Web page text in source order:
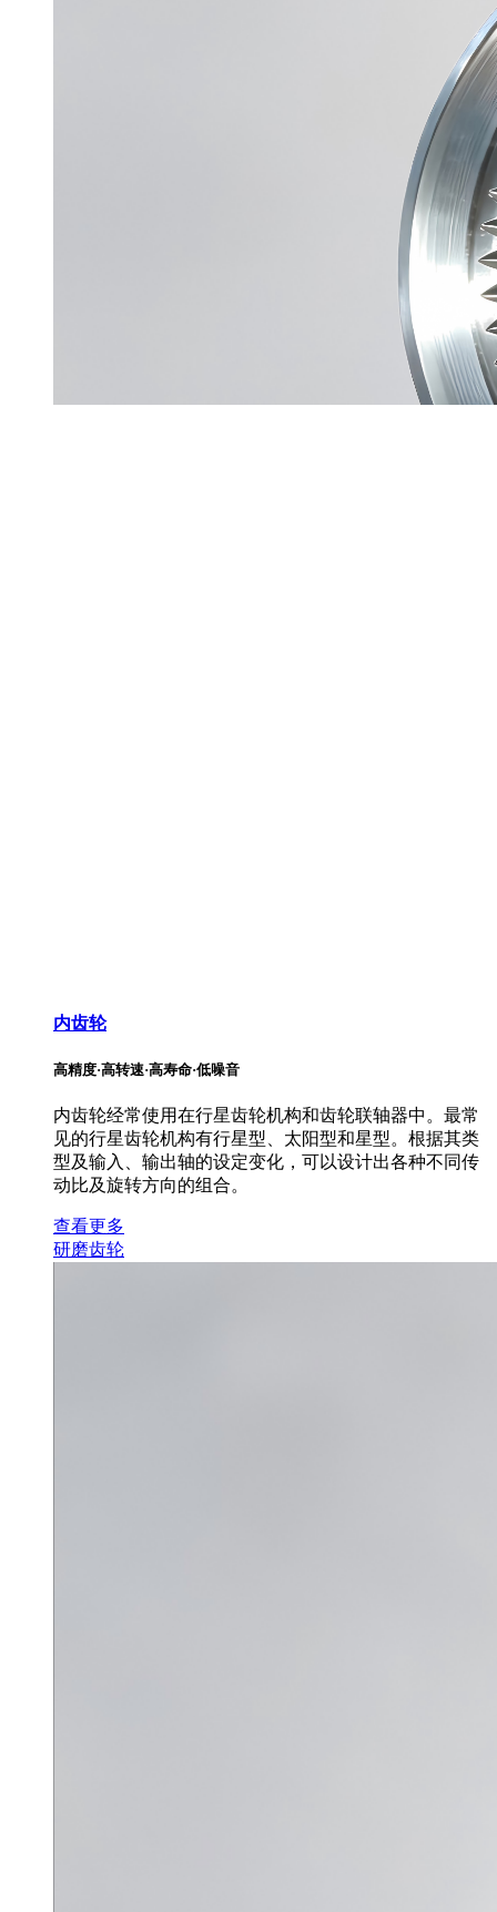
内齿轮
高精度·高转速·高寿命·低噪音
内齿轮经常使用在行星齿轮机构和齿轮联轴器中。最常
见的行星齿轮机构有行星型、太阳型和星型。根据其类
型及输入、输出轴的设定变化，可以设计出各种不同传
动比及旋转方向的组合。
查看更多
研磨齿轮